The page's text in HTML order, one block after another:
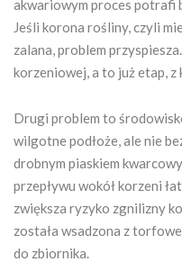
akwariowym proces potrafi
Jeśli korona rośliny, czyli
zalana, problem
korzeniowej, a to już etap,
Drugi problem to
wilgotne podłoże, ale nie
drobnym piaskiem
przepływu wokół korzeni
zwiększa ryzyko zgnilizny
została wsadzona z
do zbiornika.